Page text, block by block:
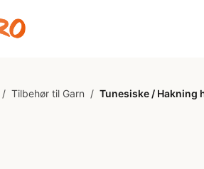
/ Tilbehør til Garn / Tunesiske / Hakning